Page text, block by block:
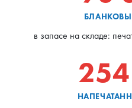
в запасе на складе: